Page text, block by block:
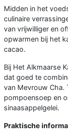
Midden in het
culinaire
van vrijwilliger en
opwarmen bij het
cacao.
Bij Het Alkmaarse
dat goed te
van Mevrouw Cha.
pompoensoep en
sinaasappelgelei.
Praktische